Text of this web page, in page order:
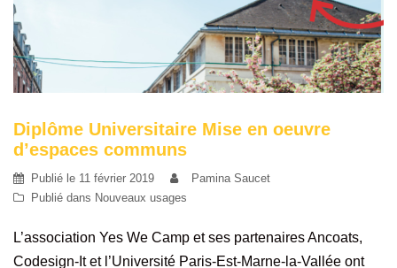
Diplôme Universitaire Mise en oeuvre
d’espaces communs
Publié le 11 février 2019
Pamina Saucet
Publié dans Nouveaux usages
L’association Yes We Camp et ses partenaires Ancoats,
Codesign-It et l’Université Paris-Est-Marne-la-Vallée ont